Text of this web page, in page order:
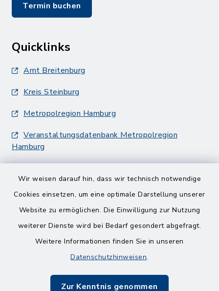
Wir weisen darauf hin, dass wir technisch notwendige
Cookies einsetzen, um eine optimale Darstellung unserer
Website zu ermöglichen. Die Einwilligung zur Nutzung
weiterer Dienste wird bei Bedarf gesondert abgefragt.
Weitere Informationen finden Sie in unseren
Datenschutzhinweisen.
Zur Kenntnis genommen
Termin buchen
Quicklinks
Amt Breitenburg
Kreis Steinburg
Metropolregion Hamburg
Veranstaltungsdatenbank Metropolregion
Hamburg
Barrierefreiheit